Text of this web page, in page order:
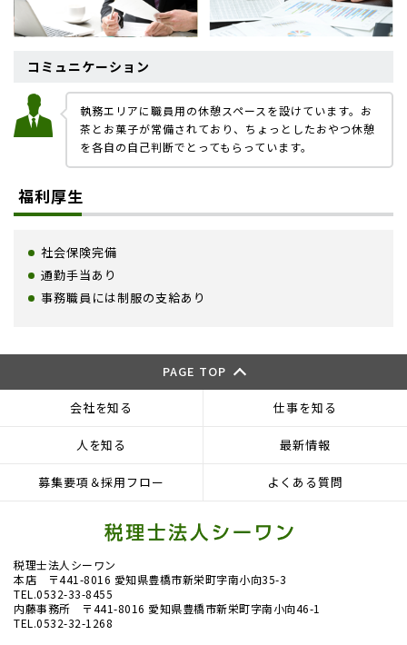
コミュニケーション
執務エリアに職員用の休憩スペースを設けています。お
茶とお菓子が常備されており、ちょっとしたおやつ休憩
を各自の自己判断でとってもらっています。
福利厚生
社会保険完備
通勤手当あり
事務職員には制服の支給あり
PAGE TOP
会社を知る 仕事を知る
人を知る 最新情報
募集要項＆採用フロー よくある質問
税理士法人シーワン
本店 〒441-8016 愛知県豊橋市新栄町字南小向35-3
TEL.0532-33-8455
内藤事務所 〒441-8016 愛知県豊橋市新栄町字南小向46-1
TEL.0532-32-1268